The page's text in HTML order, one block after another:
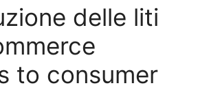
delle liti
to consumer